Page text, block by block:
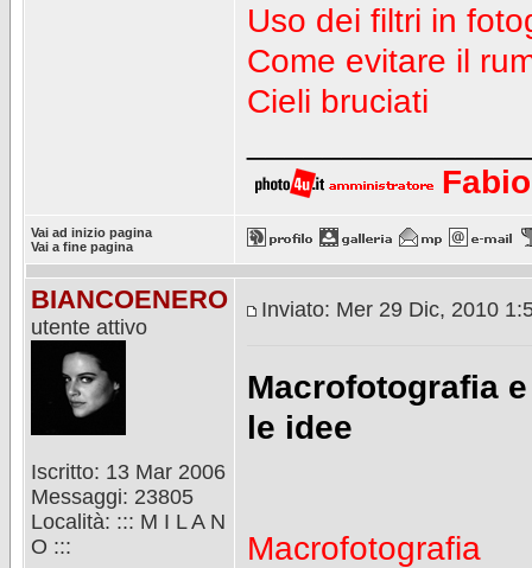
Uso dei filtri in
Come evitare il
Cieli bruciati
Fabio
Vai ad inizio pagina
Vai a fine pagina
BIANCOENERO
utente attivo
Iscritto: 13 Mar 2006
Messaggi: 23805
Località: ::: M I L A N
O :::
Inviato: Mer 29 Dic, 2010
Macrofotografia
le idee
Macrofotografia